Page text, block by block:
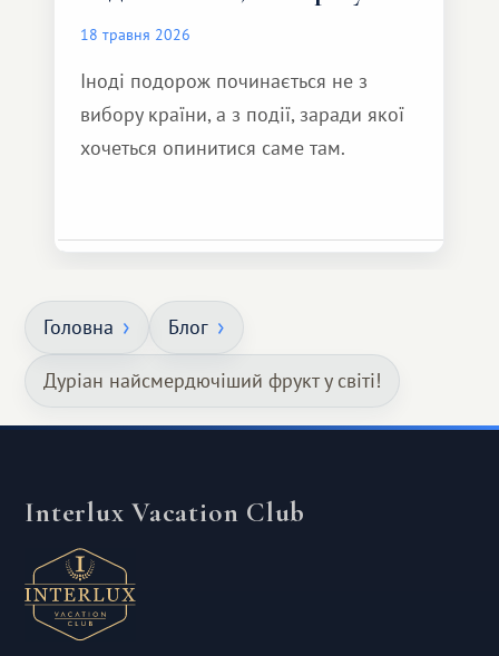
18 травня 2026
Іноді подорож починається не з
вибору країни, а з події, заради якої
хочеться опинитися саме там.
Головна Блог
Дуріан найсмердючіший фрукт у світі!
Interlux Vacation Club